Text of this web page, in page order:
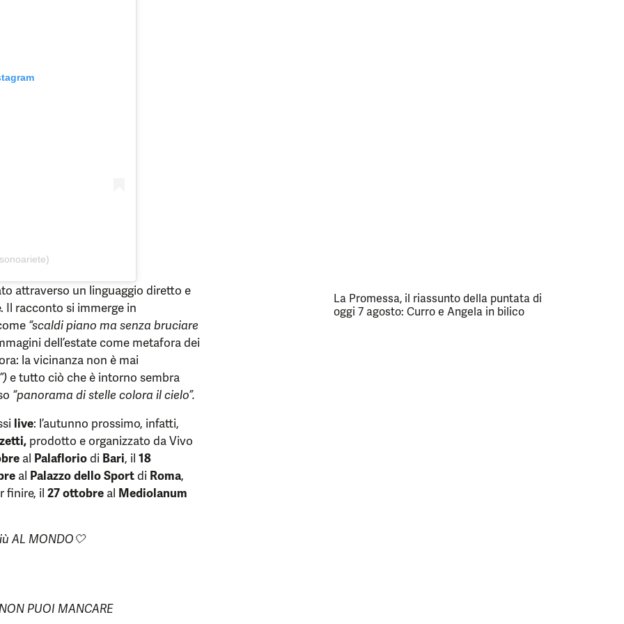
attraverso un linguaggio diretto e
Il racconto si immerge in
“scaldi piano ma senza bruciare
dell’estate come metafora dei
la vicinanza non è mai
e tutto ciò che è intorno sembra
“panorama di stelle colora il cielo”.
live: l’autunno prossimo, infatti,
prodotto e organizzato da Vivo
al Palafloriodi Bari, il 18
al Palazzo dello Sportdi Roma,
finire, il 27 ottobre al Mediolanum
AL MONDO🤍
PUOI MANCARE
La Promessa, il riassunto della puntata di
oggi 7 agosto: Curro e Angela in bilico